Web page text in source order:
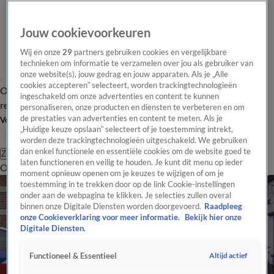
Overzicht Laatste nieuws Regionieuws Het beste van Hart
Tip de
redactie
Volg Hart van Nederland
Zoeken
OverzichtRegioUitzendingenWeerTip de redactiePanelVideo's
Jouw cookievoorkeuren
Wij en onze29 partners gebruiken cookies en vergelijkbare
technieken om informatie te verzamelen over jou als gebruiker van
onze website(s), jouw gedrag en jouw apparaten. Als je „Alle
cookies accepteren” selecteert, worden trackingtechnologieën
ingeschakeld om onze advertenties en content te kunnen
personaliseren, onze producten en diensten te verbeteren en om
de prestaties van advertenties en content te meten. Als je
„Huidige keuze opslaan” selecteert of je toestemming intrekt,
worden deze trackingtechnologieën uitgeschakeld. We gebruiken
dan enkel functionele en essentiële cookies om de website goed te
laten functioneren en veilig te houden. Je kunt dit menu op ieder
moment opnieuw openen om je keuzes te wijzigen of om je
toestemming in te trekken door op de link Cookie-instellingen
onder aan de webpagina te klikken. Je selecties zullen overal
binnen onze Digitale Diensten worden doorgevoerd. Raadpleeg
onze Cookieverklaring voor meer informatie.
Bekijk hier onze
Digitale Diensten.
Functioneel & Essentieel Altijd actief